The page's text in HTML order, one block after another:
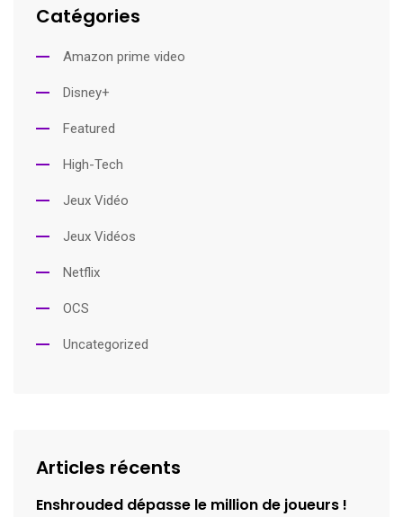
Catégories
Amazon prime video
Disney+
Featured
High-Tech
Jeux Vidéo
Jeux Vidéos
Netflix
OCS
Uncategorized
Articles récents
Enshrouded dépasse le million de joueurs !